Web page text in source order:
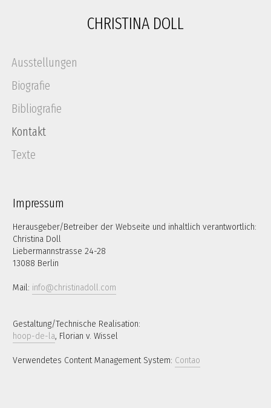
CHRISTINA DOLL
Navigation
überspringen
Ausstellungen
Biografie
Bibliografie
Kontakt
Texte
Impressum
Herausgeber/Betreiber der Webseite und inhaltlich verantwortlich:
Christina Doll
Liebermannstrasse 24-28
13088 Berlin
Mail: info@christinadoll.com
Gestaltung/Technische Realisation:
hoop-de-la, Florian v. Wissel
Verwendetes Content Management System: Contao